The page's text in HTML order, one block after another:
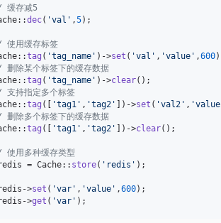
存减5
dec( 'val ' ,5);
用缓存标签
tag ( 'tag_name ' )->set ( 'val ' , 'value ' ,600
除某个标签下的缓存数据
tag ( 'tag_name ' )->clear
持指定多个标签
tag ([ 'tag1 ' , 'tag2 ' ])->set ( 'val2 ' , 'value
除多个标签下的缓存数据
tag ([ 'tag1 ' , 'tag2 ' ])->clear();
用多种缓存类型
= Cache:: store( ' redis ' );
->set ( 'var ' , 'value ' ,600
->get ( 'var ' );